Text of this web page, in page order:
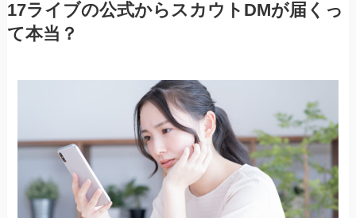
17ライブの公式からスカウトDMが届くっ
て本当？